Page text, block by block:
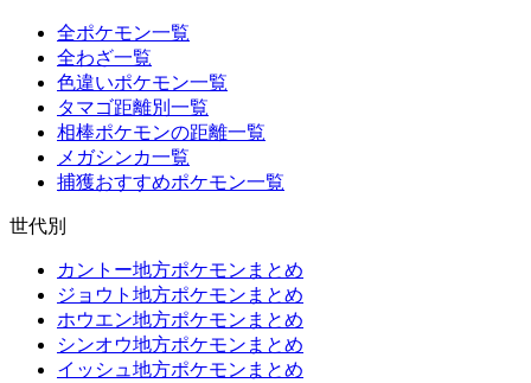
全ポケモン一覧
全わざ一覧
色違いポケモン一覧
タマゴ距離別一覧
相棒ポケモンの距離一覧
メガシンカ一覧
捕獲おすすめポケモン一覧
世代別
カントー地方ポケモンまとめ
ジョウト地方ポケモンまとめ
ホウエン地方ポケモンまとめ
シンオウ地方ポケモンまとめ
イッシュ地方ポケモンまとめ